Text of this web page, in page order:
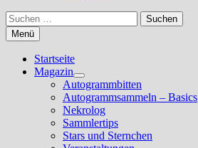
Suchen
nach:
Menü
Startseite
Magazin
Untermenü
anzeigen
Autogrammbitten
Autogrammsammeln – Basics
Nekrolog
Sammlertips
Stars und Sternchen